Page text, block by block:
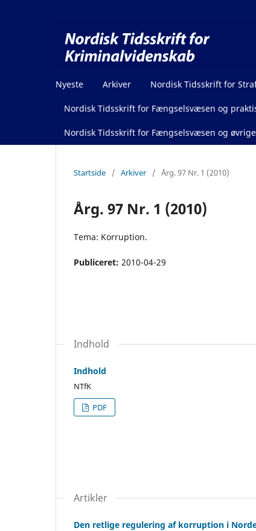
Nyeste Arkiver Nordisk Tidsskrift for
Nordisk Tidsskrift for Fængselsvæsen og
Nordisk Tidsskrift for Fængselsvæsen og
Startside / Arkiver / Årg. 97 Nr. 1 (2010)
Årg. 97 Nr. 1 (2010)
Tema: Korruption.
Publiceret: 2010-04-29
Indhold
Indhold
NTfK
PDF
Artikler
Den retlige regulering af korruption i